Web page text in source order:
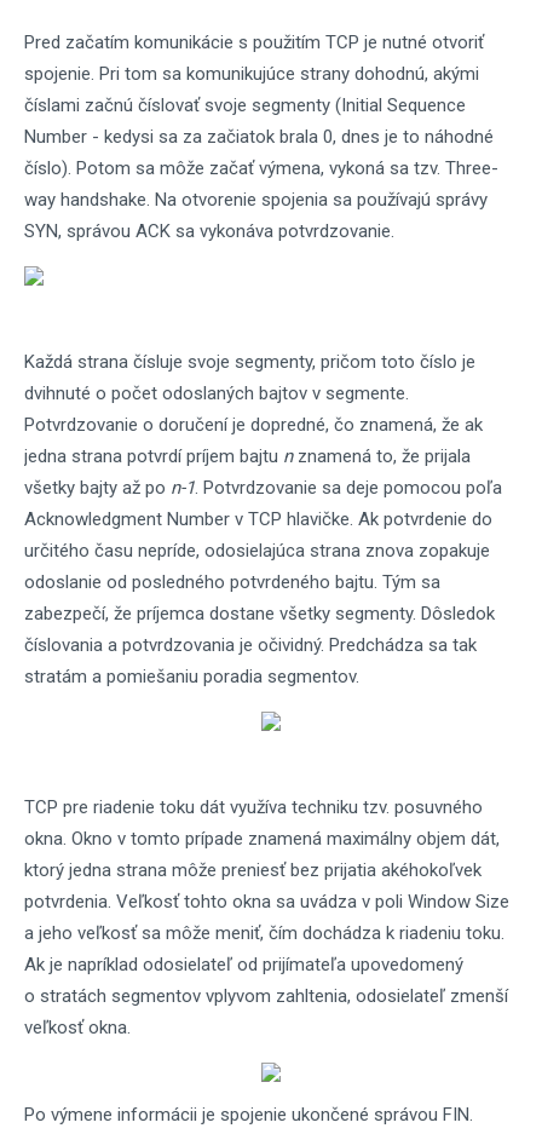
Pred začatím komunikácie s použitím TCP je nutné otvoriť
spojenie. Pri tom sa komunikujúce strany dohodnú, akými
číslami začnú číslovať svoje segmenty (Initial Sequence
Number - kedysi sa za začiatok brala 0, dnes je to náhodné
číslo). Potom sa môže začať výmena, vykoná sa tzv. Three-
way handshake. Na otvorenie spojenia sa používajú správy
SYN, správou ACK sa vykonáva potvrdzovanie.
Každá strana čísluje svoje segmenty, pričom toto číslo je
dvihnuté o počet odoslaných bajtov v segmente.
Potvrdzovanie o doručení je dopredné, čo znamená, že ak
jedna strana potvrdí príjem bajtu nznamená to, že prijala
všetky bajty až po n-1. Potvrdzovanie sa deje pomocou poľa
Acknowledgment Number v TCP hlavičke. Ak potvrdenie do
určitého času nepríde, odosielajúca strana znova zopakuje
odoslanie od posledného potvrdeného bajtu. Tým sa
zabezpečí, že príjemca dostane všetky segmenty. Dôsledok
číslovania a potvrdzovania je očividný. Predchádza sa tak
stratám a pomiešaniu poradia segmentov.
TCP pre riadenie toku dát využíva techniku tzv. posuvného
okna. Okno v tomto prípade znamená maximálny objem dát,
ktorý jedna strana môže preniesť bez prijatia akéhokoľvek
potvrdenia. Veľkosť tohto okna sa uvádza v poli Window Size
a jeho veľkosť sa môže meniť, čím dochádza k riadeniu toku.
Ak je napríklad odosielateľ od prijímateľa upovedomený
o stratách segmentov vplyvom zahltenia, odosielateľ zmenší
veľkosť okna.
Po výmene informácii je spojenie ukončené správou FIN.